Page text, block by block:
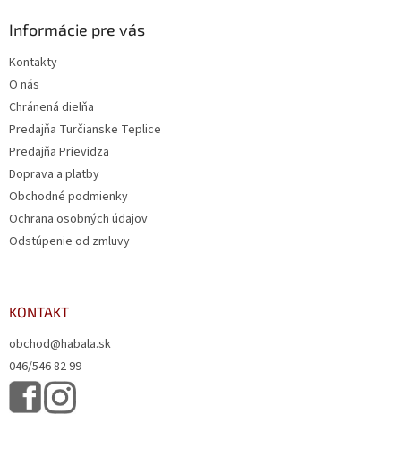
Informácie pre vás
Kontakty
O nás
Chránená dielňa
Predajňa Turčianske Teplice
Predajňa Prievidza
Doprava a platby
Obchodné podmienky
Ochrana osobných údajov
Odstúpenie od zmluvy
KONTAKT
obchod@habala.sk
046/546 82 99